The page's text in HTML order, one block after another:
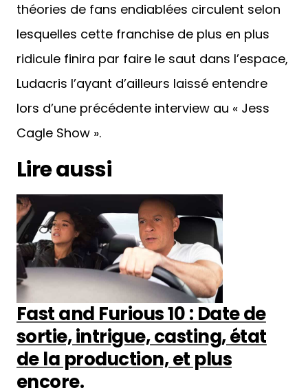
théories de fans endiablées circulent selon
lesquelles cette franchise de plus en plus
ridicule finira par faire le saut dans l’espace,
Ludacris l’ayant d’ailleurs laissé entendre
lors d’une précédente interview au « Jess
Cagle Show ».
Lire aussi
Fast and Furious 10 : Date de
sortie, intrigue, casting, état
de la production, et plus
encore.